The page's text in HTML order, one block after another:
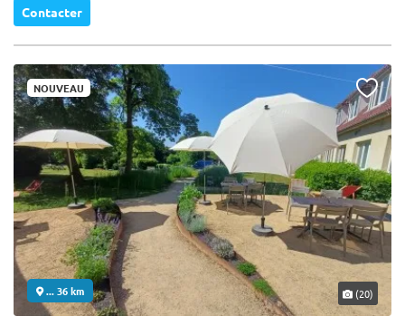
Contacter
NOUVEAU
... 36 km (20)